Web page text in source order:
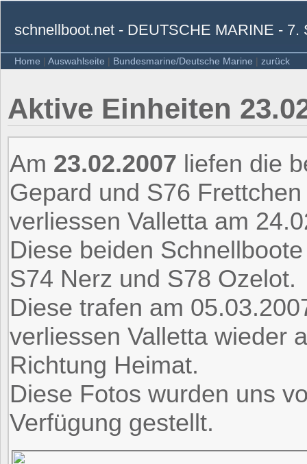
schnellboot.net - DEUTSCHE MARINE -
Home | Auswahlseite | Bundesmarine/Deutsche Marine | zurück
Aktive Einheiten
Am 23.02.2007 liefen die
Gepard und S76
verliessen Valletta am
Diese beiden
S74 Nerz und S78 Ozelot.
Diese trafen am
verliessen Valletta wieder
Richtung Heimat.
Diese Fotos wurden uns
Verfügung gestellt.